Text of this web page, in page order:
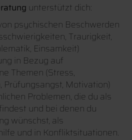
unterstützt dich:
psychischen Beschwerden
Traurigkeit,
Einsamkeit)
in Bezug auf
Themen (Stress,
Prüfungsangst, Motivation)
Problemen, die du als
und bei denen du
wünschst, als
und in Konfliktsituationen.